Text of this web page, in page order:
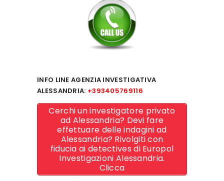
INFO LINE AGENZIA INVESTIGATIVA
ALESSANDRIA: +393405769116
Cerchi un investigatore privato
ad Alessandria? Devi fare
effettuare delle indagini ad
Alessandria? Rivolgiti con
fiducia ai detectives di Europol
Investigazioni Alessandria.
Clicca